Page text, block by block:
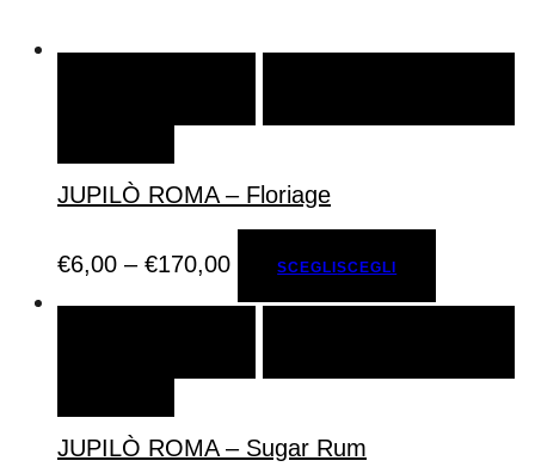
JUPILÒ ROMA – Floriage
€6,00 – €170,00 SCEGLISCEGLI
JUPILÒ ROMA – Sugar Rum